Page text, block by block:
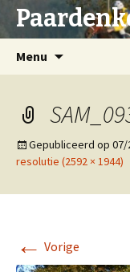
Menu
Gepubliceerd op 07/
resolutie (2592 × 1944)
← Vorige